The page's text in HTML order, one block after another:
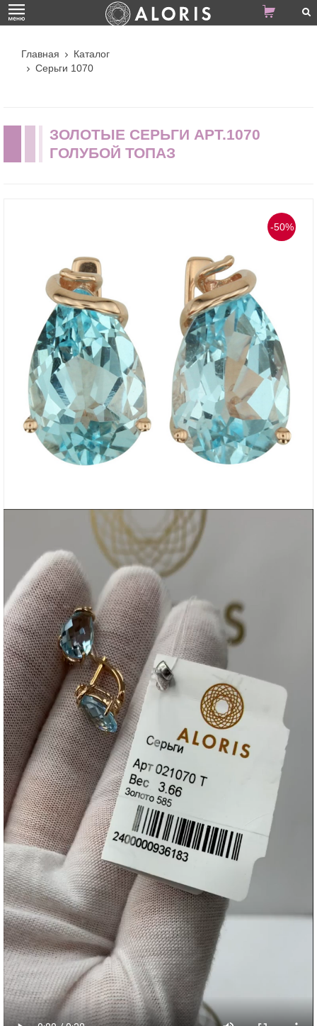
Главная
Каталог
Серьги 1070
ЗОЛОТЫЕ СЕРЬГИ АРТ.1070
ГОЛУБОЙ ТОПАЗ
-50%